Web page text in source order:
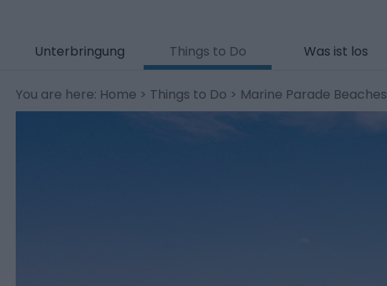
Unterbringung Things to Do Was ist los
You are here: Home > Things to Do > Marine Parade Beaches